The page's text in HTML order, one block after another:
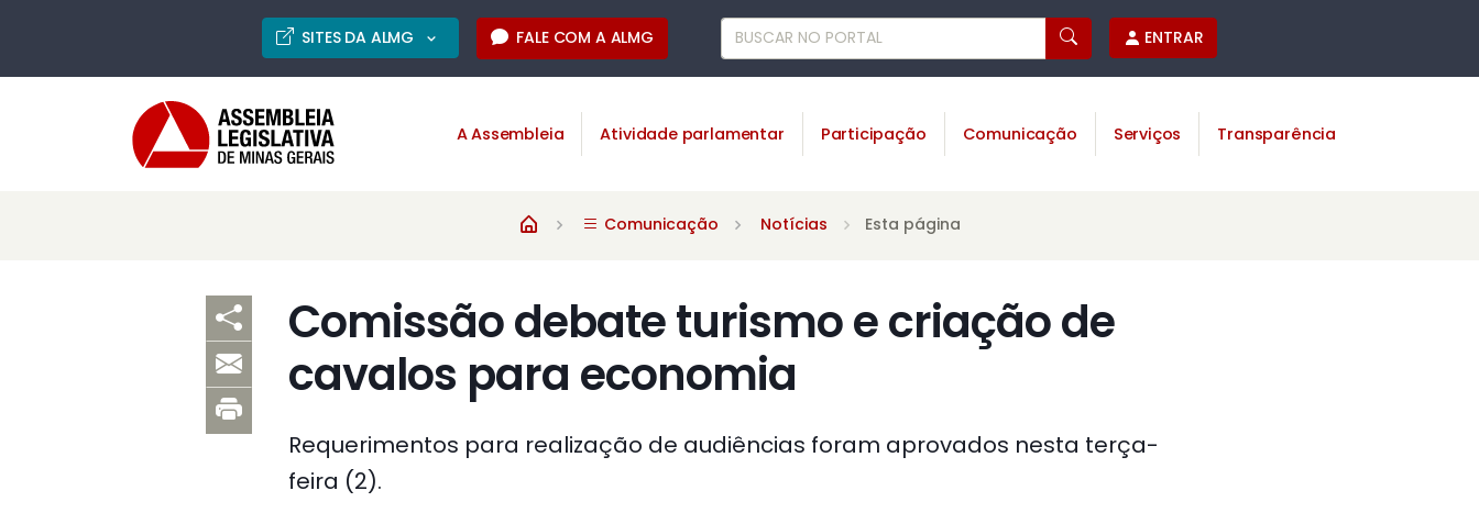
SITES DA ALMG FALE COM A ALMG ENTRAR
A Assembleia Atividade parlamentar Participação Comunicação Serviços Transparência
Comunicação Notícias Esta página
Comissão debate turismo e criação de
cavalos para economia
Requerimentos para realização de audiências foram aprovados nesta terça-
feira (2).